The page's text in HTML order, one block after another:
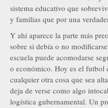
sistema educativo que
y familias que por una
Y ahí aparece la parte más
sobre si debía o no
escuela puede acomodarse
o económico. Hoy es el futbol
cualquier otra cosa que sea
deja de verse como algo
logística gubernamental. Un